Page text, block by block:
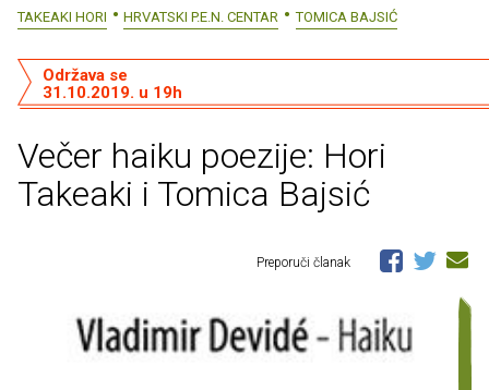
TAKEAKI HORI
HRVATSKI P.E.N. CENTAR TOMICA BAJSIĆ
Večer haiku poezije: Hori
Takeaki i Tomica Bajsić
Održava se
31.10.2019. u 19h
Preporuči članak